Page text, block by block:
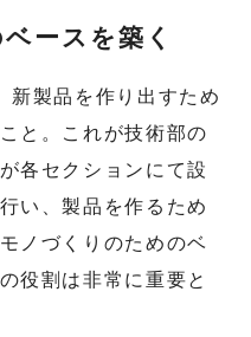
ースを築く
新製品を作り出すため
と。これが技術部の
各セクションにて設
い、製品を作るため
ノづくりのためのベ
役割は非常に重要と